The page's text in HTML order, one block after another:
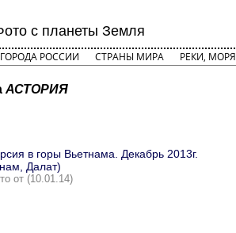
с планеты Земля
ГОРОДА РОССИИ СТРАНЫ МИРА РЕКИ, МОРЯ
АСТОРИЯ
в горы Вьетнама. Декабрь 2013г.
Далат)
от (10.01.14)